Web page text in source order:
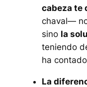
cabeza te
chaval—
sino la
teniendo
ha
La